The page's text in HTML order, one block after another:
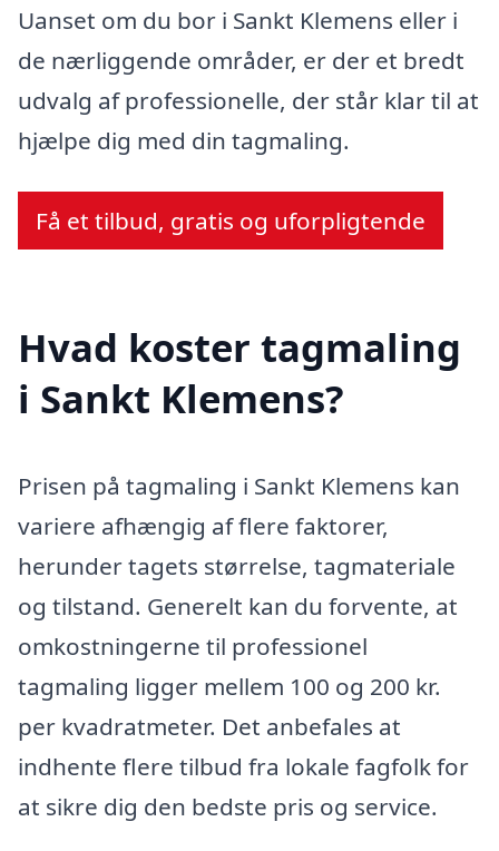
Uanset om du bor i Sankt Klemens eller i
de nærliggende områder, er der et bredt
udvalg af professionelle, der står klar til at
hjælpe dig med din tagmaling.
Få et tilbud, gratis og uforpligtende
Hvad koster tagmaling
i Sankt Klemens?
Prisen på tagmaling i Sankt Klemens kan
variere afhængig af flere faktorer,
herunder tagets størrelse, tagmateriale
og tilstand. Generelt kan du forvente, at
omkostningerne til professionel
tagmaling ligger mellem 100 og 200 kr.
per kvadratmeter. Det anbefales at
indhente flere tilbud fra lokale fagfolk for
at sikre dig den bedste pris og service.